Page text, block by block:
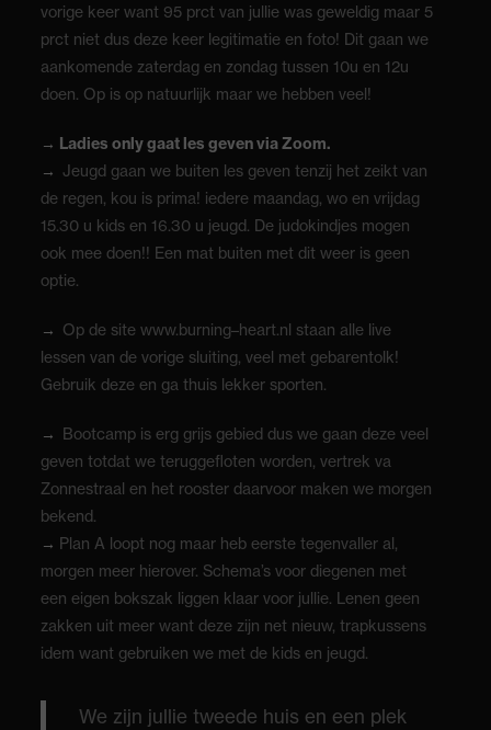
vorige keer want 95 prct van jullie was geweldig maar 5
prct niet dus deze keer legitimatie en foto! Dit gaan we
aankomende zaterdag en zondag tussen 10u en 12u
doen. Op is op natuurlijk maar we hebben veel!
→ Ladies only gaat les geven via Zoom.
→ Jeugd gaan we buiten les geven tenzij het zeikt van
de regen, kou is prima! iedere maandag, wo en vrijdag
15.30 u kids en 16.30 u jeugd. De judokindjes mogen
ook mee doen!! Een mat buiten met dit weer is geen
optie.
→ Op de site www.burning–heart.nl staan alle live
lessen van de vorige sluiting, veel met gebarentolk!
Gebruik deze en ga thuis lekker sporten.
→ Bootcamp is erg grijs gebied dus we gaan deze veel
geven totdat we teruggefloten worden, vertrek va
Zonnestraal en het rooster daarvoor maken we morgen
bekend.
→ Plan A loopt nog maar heb eerste tegenvaller al,
morgen meer hierover. Schema’s voor diegenen met
een eigen bokszak liggen klaar voor jullie. Lenen geen
zakken uit meer want deze zijn net nieuw, trapkussens
idem want gebruiken we met de kids en jeugd.
We zijn jullie tweede huis en een plek